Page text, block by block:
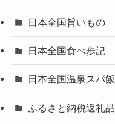
日本全国旨いもの
日本全国食べ歩記
日本全国温泉スパ飯
ふるさと納税返礼品